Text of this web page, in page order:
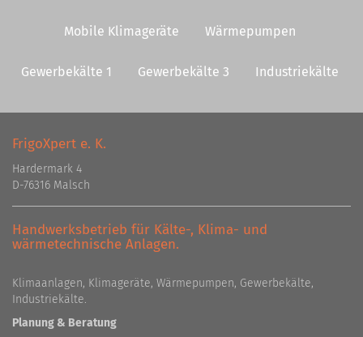
Mobile Klimageräte Wärmepumpen
Gewerbekälte 1 Gewerbekälte 3 Industriekälte
FrigoXpert e. K.
Hardermark 4
D-76316 Malsch
Handwerksbetrieb für Kälte-, Klima- und
wärmetechnische Anlagen.
Klimaanlagen, Klimageräte, Wärmepumpen, Gewerbekälte,
Industriekälte.
Planung & Beratung